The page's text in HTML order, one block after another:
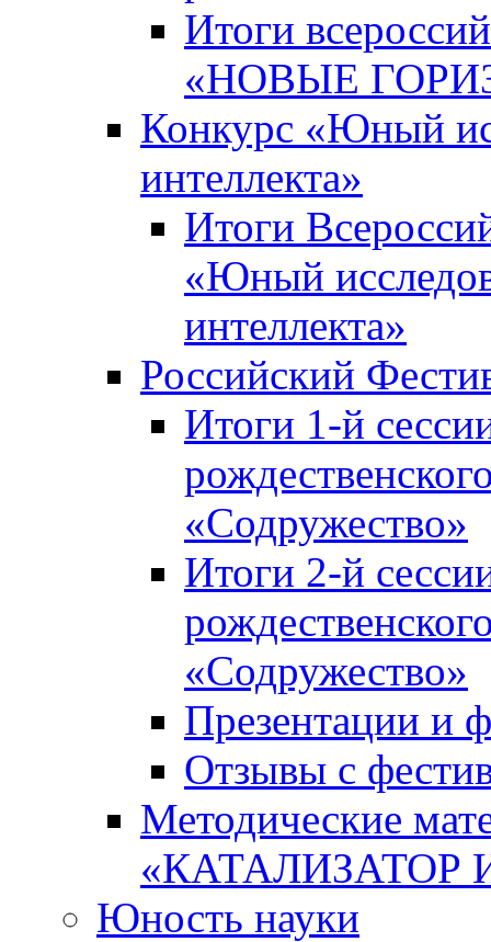
Итоги
«НОВЫЕ
Конкурс «Юный
интеллекта»
Итоги
«Юный
интеллекта»
Российский
Итоги 1-й
«Содружество»
Итоги 2-й
«Содружество»
Презентации и
Отзывы с
Методические
«КАТАЛИЗАТОР
Юность науки